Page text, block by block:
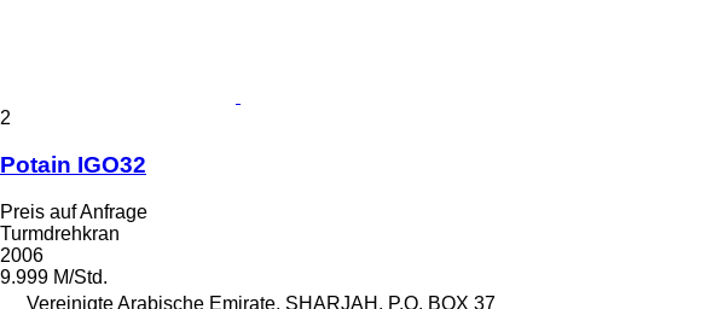
2
Potain IGO32
Preis auf Anfrage
Turmdrehkran
2006
9.999 M/Std.
Vereinigte Arabische Emirate, SHARJAH, P.O. BOX 37